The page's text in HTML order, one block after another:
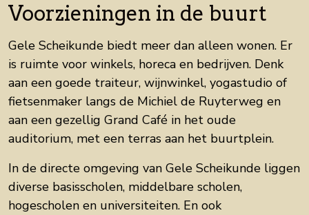
Voorzieningen in de buurt
Gele Scheikunde biedt meer dan alleen wonen. Er
is ruimte voor winkels, horeca en bedrijven. Denk
aan een goede traiteur, wijnwinkel, yogastudio of
fietsenmaker langs de Michiel de Ruyterweg en
aan een gezellig Grand Café in het oude
auditorium, met een terras aan het buurtplein.
In de directe omgeving van Gele Scheikunde liggen
diverse basisscholen, middelbare scholen,
hogescholen en universiteiten. En ook